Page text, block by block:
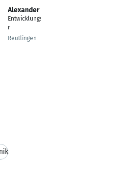
Alexander Mann
Entwicklungsingenieu
r
Reutlingen